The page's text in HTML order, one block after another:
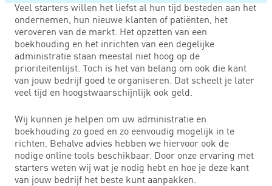
Veel starters willen het liefst al hun tijd besteden aan het
ondernemen, hun nieuwe klanten of patiënten, het
veroveren van de markt. Het opzetten van een
boekhouding en het inrichten van een degelijke
administratie staan meestal niet hoog op de
prioriteitenlijst. Toch is het van belang om ook die kant
van jouw bedrijf goed te organiseren. Dat scheelt je later
veel tijd en hoogstwaarschijnlijk ook geld.
Wij kunnen je helpen om uw administratie en
boekhouding zo goed en zo eenvoudig mogelijk in te
richten. Behalve advies hebben we hiervoor ook de
nodige online tools beschikbaar. Door onze ervaring met
starters weten wij wat je nodig hebt en hoe je deze kant
van jouw bedrijf het beste kunt aanpakken.